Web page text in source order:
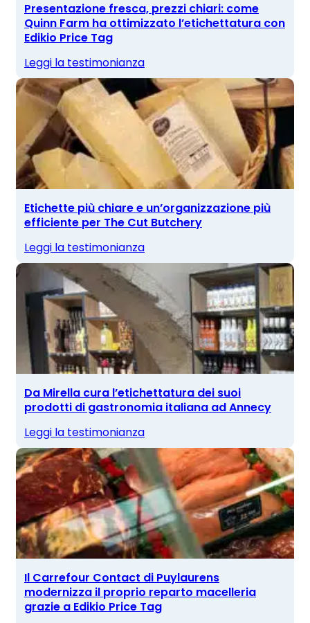
Presentazione fresca, prezzi chiari: come
Quinn Farm ha ottimizzato l’etichettatura con
Edikio Price Tag
Leggi la testimonianza
Etichette più chiare e un’organizzazione più
efficiente per The Cut Butchery
Leggi la testimonianza
Da Mirella cura l’etichettatura dei suoi
prodotti di gastronomia italiana ad Annecy
Leggi la testimonianza
Il Carrefour Contact di Puylaurens
modernizza il proprio reparto macelleria
grazie a Edikio Price Tag